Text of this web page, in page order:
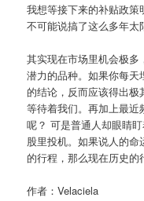
我想等接下来的补贴政策
不可能说搞了这么多年太
其实现在市场里机会极
潜力的品种。如果你每
的结论，反而应该得出
等待着我们。再加上最
呢？ 可是普通人却眼睛
股里投机。如果说人的
的行程，那么现在历史的
作者：Velaciela